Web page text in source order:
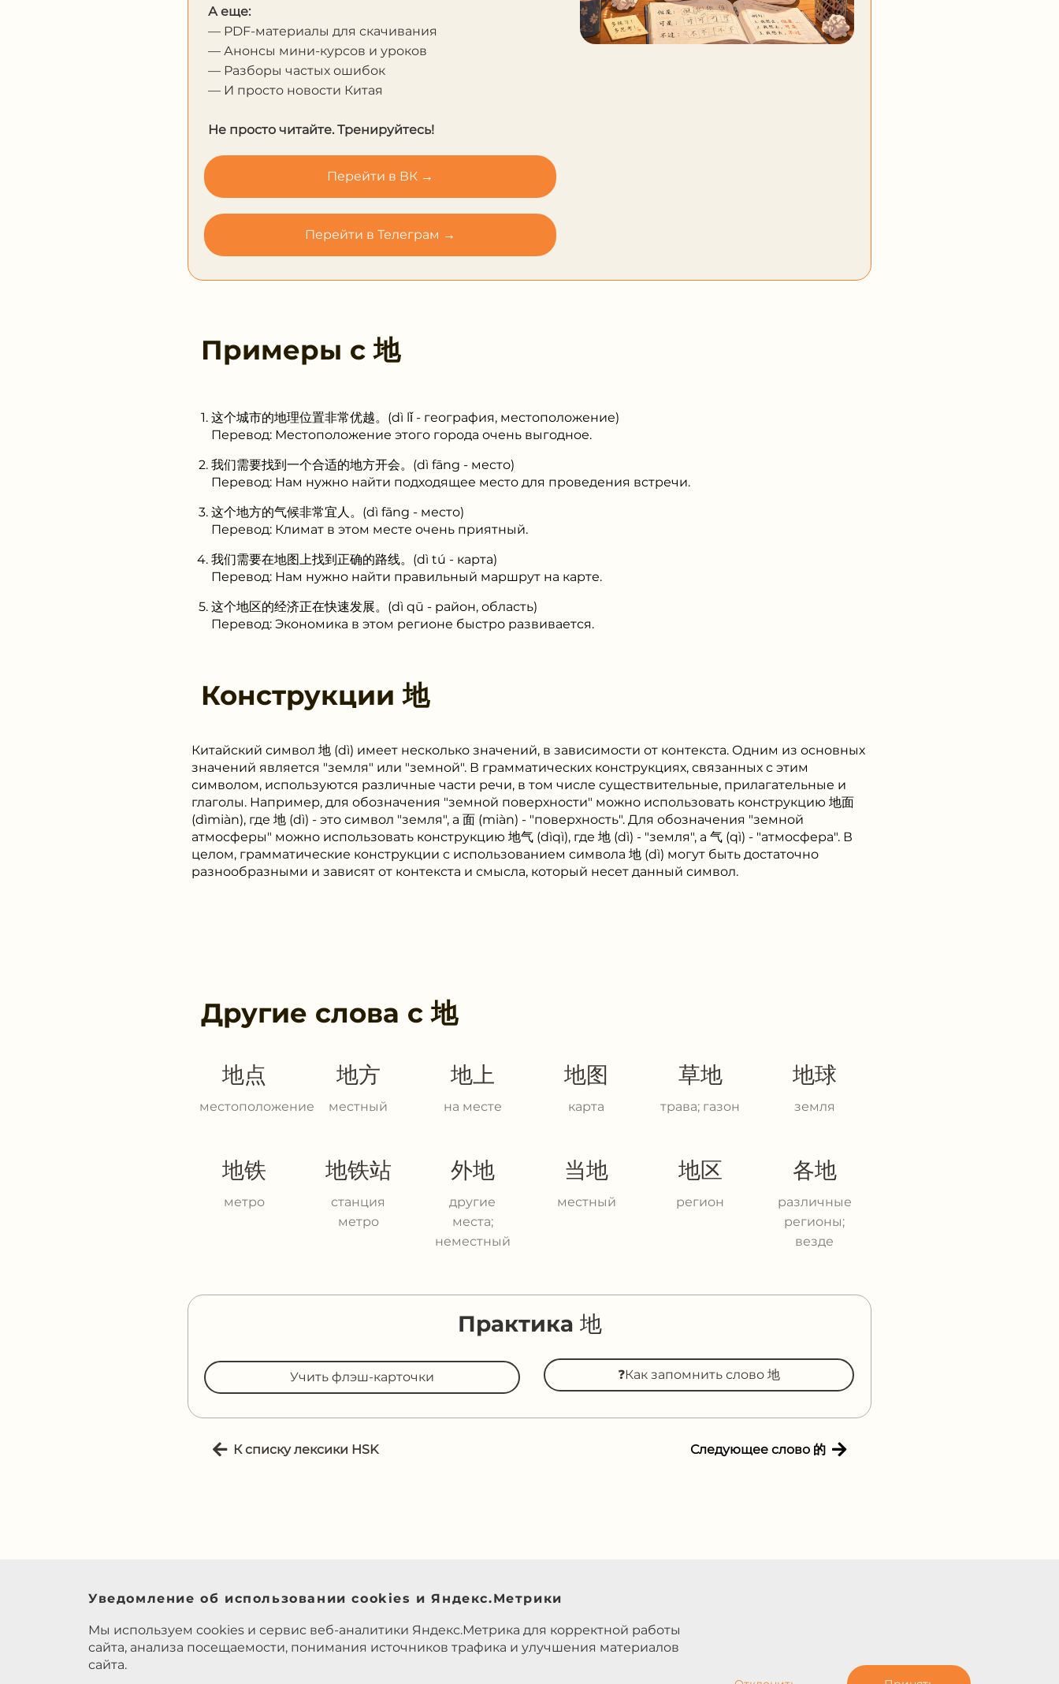
А еще:
— PDF-материалы для скачивания
— Анонсы мини-курсов и уроков
— Разборы частых ошибок
— И просто новости Китая
Не просто читайте. Тренируйтесь!
Перейти в ВК →
Перейти в Телеграм →
Примеры с地
这个城市的地理位置非常优越。(dì lǐ - география, местоположение)
Перевод: Местоположение этого города очень выгодное.
我们需要找到一个合适的地方开会。(dì fāng - место)
Перевод: Нам нужно найти подходящее место для проведения встречи.
这个地方的气候非常宜人。(dì fāng - место)
Перевод: Климат в этом месте очень приятный.
我们需要在地图上找到正确的路线。(dì tú - карта)
Перевод: Нам нужно найти правильный маршрут на карте.
这个地区的经济正在快速发展。(dì qū - район, область)
Перевод: Экономика в этом регионе быстро развивается.
Конструкции地
Китайский символ 地 (dì) имеет несколько значений, в зависимости от контекста. Одним из основных
значений является "земля" или "земной". В грамматических конструкциях, связанных с этим
символом, используются различные части речи, в том числе существительные, прилагательные и
глаголы. Например, для обозначения "земной поверхности" можно использовать конструкцию 地面
(dìmiàn), где 地 (dì) - это символ "земля", а 面 (miàn) - "поверхность". Для обозначения "земной
атмосферы" можно использовать конструкцию 地气 (dìqì), где 地 (dì) - "земля", а 气 (qì) - "атмосфера". В
целом, грамматические конструкции с использованием символа 地 (dì) могут быть достаточно
разнообразными и зависят от контекста и смысла, который несет данный символ.
Другие слова с地
地点
местоположение
地方
местный
地上
на месте
地图
карта
草地
трава; газон
地球
земля
地铁
метро
地铁站
станция
метро
外地
другие
места;
неместный
当地
местный
地区
регион
各地
различные
регионы;
везде
Практика 地
Учить флэш-карточки ❓Как запомнить слово 地
К списку лексики HSK Следующее слово 的
Уведомление об использовании cookies и Яндекс.Метрики
Мы используем cookies и сервис веб-аналитики Яндекс.Метрика для корректной работы
сайта, анализа посещаемости, понимания источников трафика и улучшения материалов
сайта.